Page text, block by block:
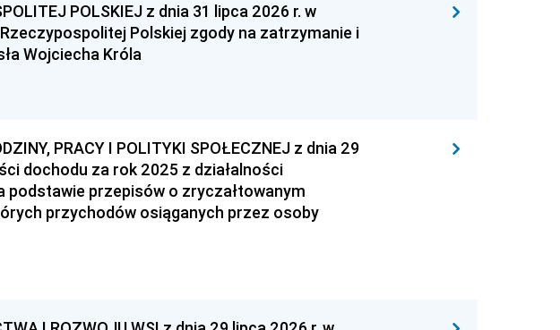
POLSKIEJ z dnia 31 lipca 2026 r. w
Polskiej zgody na zatrzymanie i
Wojciecha Króla
PRACY I POLITYKI SPOŁECZNEJ z dnia 29
dochodu za rok 2025 z działalności
podstawie przepisów o zryczałtowanym
przychodów osiąganych przez osoby